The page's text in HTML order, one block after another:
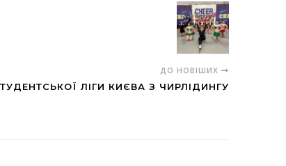
ДО НОВІШИХ
ЛІГИ КИЄВА З ЧИРЛІДИНГУ